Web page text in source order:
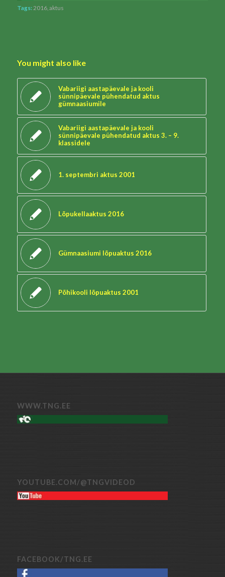
Tags: 2016, aktus
You might also like
Vabariigi aastapäevale ja kooli
sünnipäevale pühendatud aktus
gümnaasiumile
Vabariigi aastapäevale ja kooli
sünnipäevale pühendatud aktus 3. – 9.
klassidele
1. septembri aktus 2001
Lõpukellaaktus 2016
Gümnaasiumi lõpuaktus 2016
Põhikooli lõpuaktus 2001
WWW.TNG.EE
YOUTUBE.COM/@TNGVIDEOD
FACEBOOK/TNG.EE